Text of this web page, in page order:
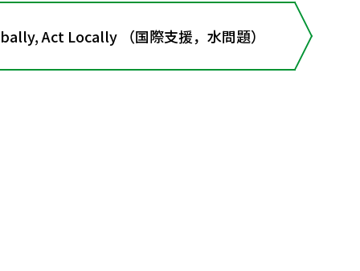
Act Locally （国際支援，水問題）